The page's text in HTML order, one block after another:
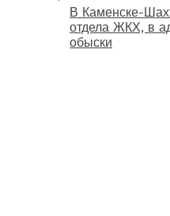
В Каменске-
отдела ЖКХ, в
обыски